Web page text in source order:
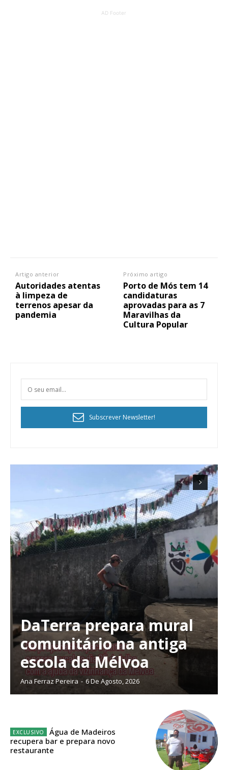
Planos de Assinatura
Faça-se assinante do Região de Cister e ajude-nos a manter este serviço
AD Footer
Artigo anterior
Autoridades atentas
à limpeza de
terrenos apesar da
pandemia
Próximo artigo
Porto de Mós tem 14
candidaturas
aprovadas para as 7
Maravilhas da
Cultura Popular
Subscrever Newsletter!
DaTerra prepara mural
comunitário na antiga
escola da Mélvoa
Ana Ferraz Pereira - 6 De Agosto, 2026
Água de Madeiros
recupera bar e prepara novo
restaurante